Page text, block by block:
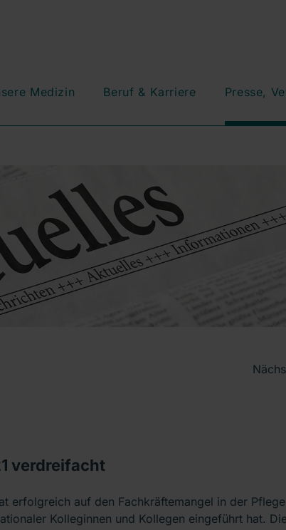
Medizin Beruf & Karriere Presse,
verdreifacht
erfolgreich auf den Fachkräftemangel in der Pflege
Kolleginnen und Kollegen eingeführt hat.